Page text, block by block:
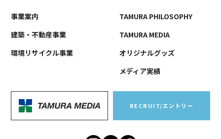
事業案内
建築・不動産事業
環境リサイクル事業
TAMURA PHILOSOPHY
TAMURA MEDIA
オリジナルグッズ
メディア実績
RECRUIT/エントリー